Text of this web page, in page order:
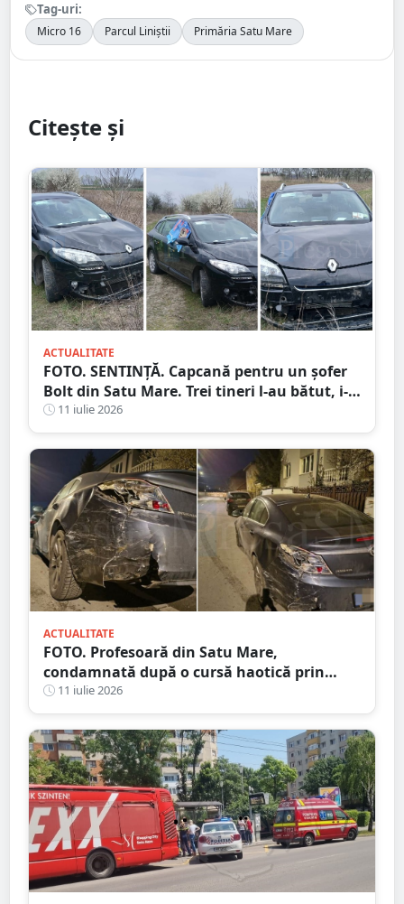
Tag-uri:
Micro 16 Parcul Liniștii Primăria Satu Mare
Citește și
ACTUALITATE
FOTO. SENTINȚĂ. Capcană pentru un șofer
Bolt din Satu Mare. Trei tineri l-au bătut, i-
au furat mașina și banii după ce l-au
chemat prin aplicație
11 iulie 2026
ACTUALITATE
FOTO. Profesoară din Satu Mare,
condamnată după o cursă haotică prin
oraș. Alcoolemie uriașă, oprită de un șofer
curajos
11 iulie 2026